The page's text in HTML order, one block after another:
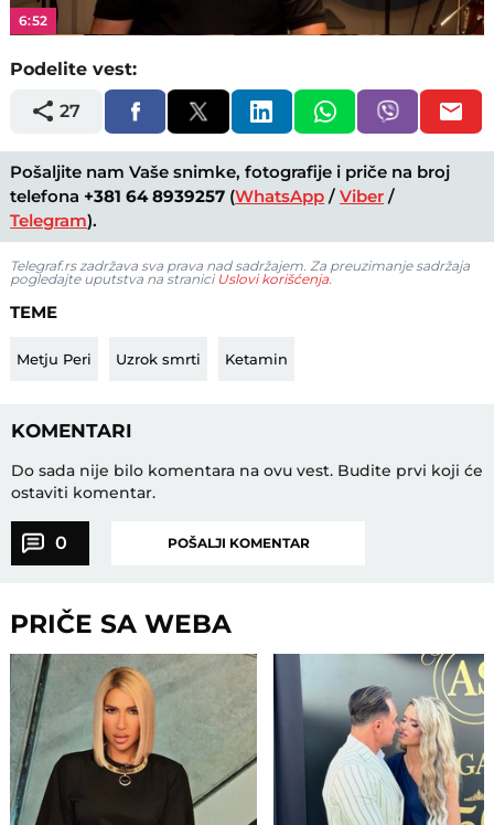
6:52
Podelite vest:
27
Pošaljite nam Vaše snimke, fotografije i priče na broj
telefona +381 64 8939257 (WhatsApp /Viber /
Telegram).
Telegraf.rs zadržava sva prava nad sadržajem. Za preuzimanje sadržaja
pogledajte uputstva na stranici Uslovi korišćenja.
TEME
Metju Peri Uzrok smrti Ketamin
KOMENTARI
Do sada nije bilo komentara na ovu vest. Budite prvi koji će
ostaviti komentar.
0 POŠALJI KOMENTAR
PRIČE SA WEBA